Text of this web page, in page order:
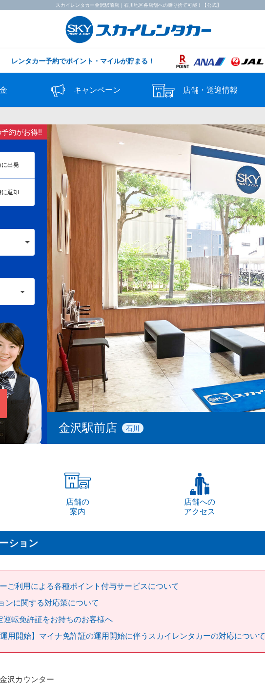
スカイレンタカー金沢駅前店｜石川地区各店舗への乗り捨て可能！【公式】
レンタカー予約でポイント・マイルが貯まる！
キャンペーン 店舗・送迎情報
金沢駅前店 石川
約がお得!!
に出発
に返却
店舗の
案内
店舗への
アクセス
ション
ご利用による各種ポイント付与サービスについて
ンに関する対応策について
運転免許証をお持ちのお客様へ
運用開始】マイナ免許証の運用開始に伴うスカイレンタカーの対応について
沢カウンター